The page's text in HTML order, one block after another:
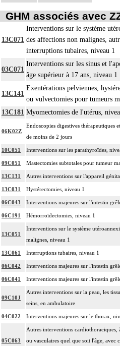
GHM associés avec
13C071
Interventions sur le système
des affections non malignes,
interruptions tubaires, niveau 1
03C071
Interventions sur les sinus et
âge supérieur à 17 ans, niveau 1
13C141
Exentérations pelviennes,
ou vulvectomies pour tumeurs
13C181 Myomectomies de l'utérus,
06K02Z
Endoscopies digestives thérapeutiques
de moins de 2 jours
10C051 Interventions sur les parathyroïdes,
09C051 Mastectomies subtotales pour tumeur
13C131 Autres interventions sur l'appareil
13C031 Hystérectomies, niveau 1
06C043 Interventions majeures sur l'intestin
06C191 Hémorroïdectomies, niveau 1
13C051
Interventions sur le système
malignes, niveau 1
13C061 Interruptions tubaires, niveau 1
06C042 Interventions majeures sur l'intestin
06C041 Interventions majeures sur l'intestin
09C10J
Autres interventions sur la peau, les
seins, en ambulatoire
04C022 Interventions majeures sur le thorax,
05C063
Autres interventions cardiothoraciques,
ou vasculaires quel que soit l'âge, avec